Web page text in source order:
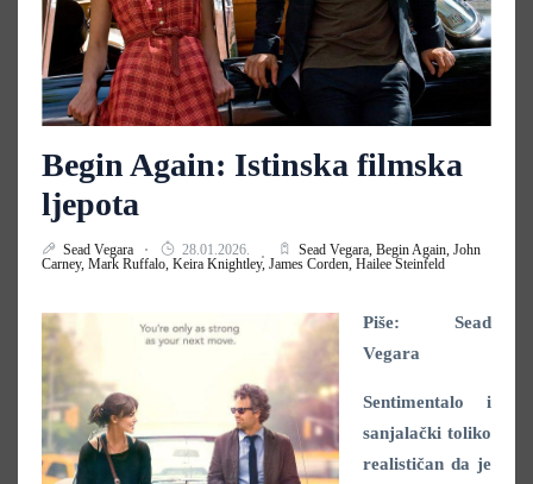
Begin Again: Istinska filmska
ljepota
Sead Vegara 28.01.2026. Sead Vegara, Begin Again, John
Carney, Mark Ruffalo, Keira Knightley, James Corden, Hailee Steinfeld
Piše: Sead
Vegara
Sentimentalo i
sanjalački toliko
realističan da je